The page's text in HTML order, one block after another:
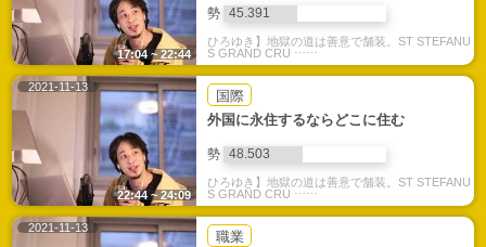
勢 45.391
ひろゆき】地獄の道は善意で舗装。ST STEFANU
S GRAND CRU ⋯⋯
17:04 ~ 22:44
2021-11-13
国際
外国に永住するならどこに住む
勢 48.503
ひろゆき】地獄の道は善意で舗装。ST STEFANU
S GRAND CRU ⋯⋯
22:44 ~ 24:09
2021-11-13
職業